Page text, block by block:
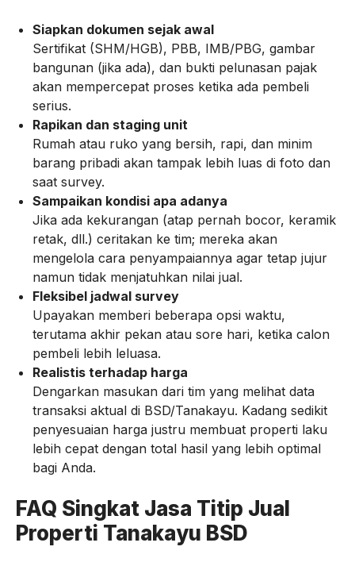
Siapkan dokumen sejak awal
Sertifikat (SHM/HGB), PBB, IMB/PBG, gambar
bangunan (jika ada), dan bukti pelunasan pajak
akan mempercepat proses ketika ada pembeli
serius.
Rapikan dan staging unit
Rumah atau ruko yang bersih, rapi, dan minim
barang pribadi akan tampak lebih luas di foto dan
saat survey.
Sampaikan kondisi apa adanya
Jika ada kekurangan (atap pernah bocor, keramik
retak, dll.) ceritakan ke tim; mereka akan
mengelola cara penyampaiannya agar tetap jujur
namun tidak menjatuhkan nilai jual.
Fleksibel jadwal survey
Upayakan memberi beberapa opsi waktu,
terutama akhir pekan atau sore hari, ketika calon
pembeli lebih leluasa.
Realistis terhadap harga
Dengarkan masukan dari tim yang melihat data
transaksi aktual di BSD/Tanakayu. Kadang sedikit
penyesuaian harga justru membuat properti laku
lebih cepat dengan total hasil yang lebih optimal
bagi Anda.
FAQ Singkat Jasa Titip Jual
Properti Tanakayu BSD